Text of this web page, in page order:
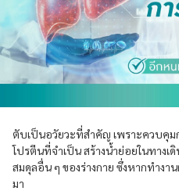
ตับเป็นอวัยวะที่สำคัญ เพราะควบคุม
โปรตีนที่จำเป็น สร้างน้ำย่อยในทางเ
สมดุลอื่น ๆ ของร่างกาย ซึ่งหากทำงา
มา